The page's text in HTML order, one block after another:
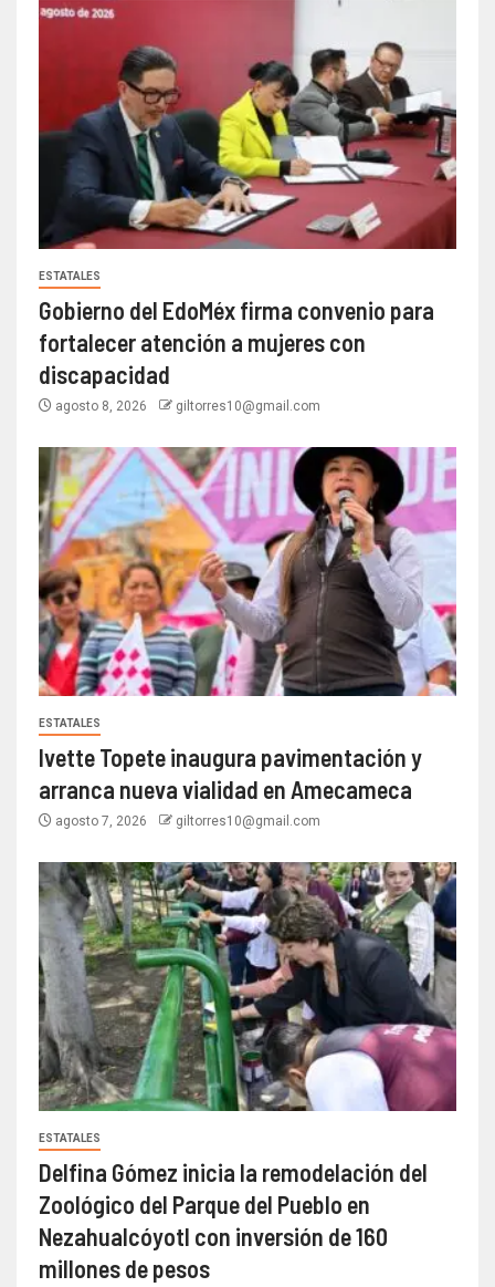
ESTATALES
Gobierno del EdoMéx firma convenio para
fortalecer atención a mujeres con
discapacidad
agosto 8, 2026 giltorres10@gmail.com
ESTATALES
Ivette Topete inaugura pavimentación y
arranca nueva vialidad en Amecameca
agosto 7, 2026 giltorres10@gmail.com
ESTATALES
Delfina Gómez inicia la remodelación del
Zoológico del Parque del Pueblo en
Nezahualcóyotl con inversión de 160
millones de pesos